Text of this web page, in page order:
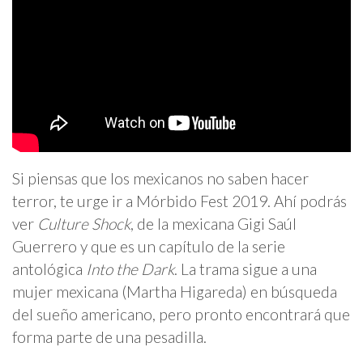
Si piensas que los mexicanos no saben hacer
terror, te urge ir a Mórbido Fest 2019. Ahí podrás
ver Culture Shock, de la mexicana Gigi Saúl
Guerrero y que es un capítulo de la serie
antológica Into the Dark. La trama sigue a una
mujer mexicana (Martha Higareda) en búsqueda
del sueño americano, pero pronto encontrará que
forma parte de una pesadilla.